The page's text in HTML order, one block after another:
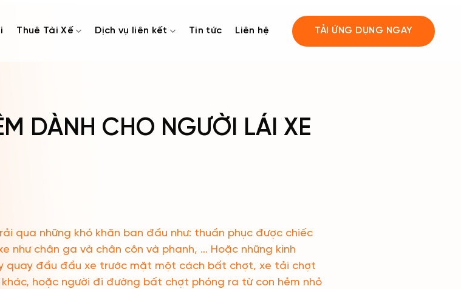
Thuê Tài Xế Dịch vụ liên kết Tin tức Liên hệ TẢI ỨNG DỤNG NGAY
DÀNH CHO NGƯỜI LÁI XE
qua những khó khăn ban đầu như: thuần phục được chiếc
như chân ga và chân côn và phanh, … Hoặc những kinh
quay đầu đầu xe trước mặt một cách bất chợt, xe tải chợt
hoặc người đi đường bất chợt phóng ra từ con hẻm nhỏ